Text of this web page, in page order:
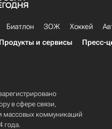
Биатлон ЗОЖ Хоккей
Продукты и сервисы Пресс-
в сфере связи,
массовых коммуникаций
года.